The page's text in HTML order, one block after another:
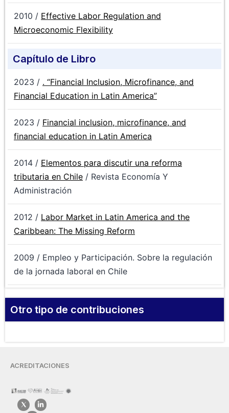
2010 / Effective Labor Regulation and
Microeconomic Flexibility
Capítulo de Libro
2023 / . “Financial Inclusion, Microfinance, and
Financial Education in Latin America”
2023 / Financial inclusion, microfinance, and
financial education in Latin America
2014 / Elementos para discutir una reforma
tributaria en Chile / Revista Economía Y
Administración
2012 / Labor Market in Latin America and the
Caribbean: The Missing Reform
2009 / Empleo y Participación. Sobre la regulación
de la jornada laboral en Chile
Otro tipo de contribuciones
ACREDITACIONES